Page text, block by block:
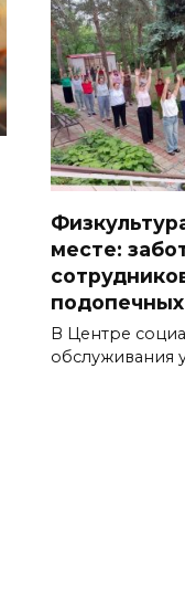
месте:
В Центре
обслуживания